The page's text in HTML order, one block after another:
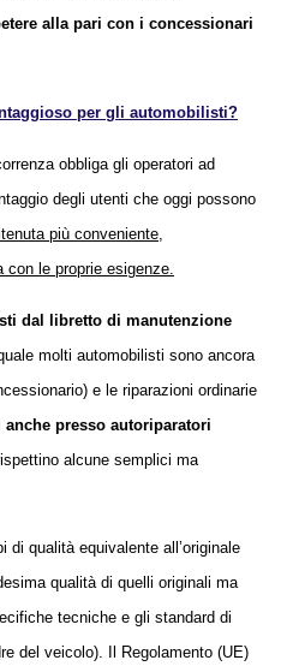
alla pari con i concessionari
per gli automobilisti?
obbliga gli operatori ad
degli utenti che oggi possono
più conveniente,
le proprie esigenze.
dal libretto di manutenzione
molti automobilisti sono ancora
e le riparazioni ordinarie
presso autoriparatori
alcune semplici ma
qualità equivalente all’originale
qualità di quelli originali ma
tecniche e gli standard di
del veicolo). Il Regolamento (UE)